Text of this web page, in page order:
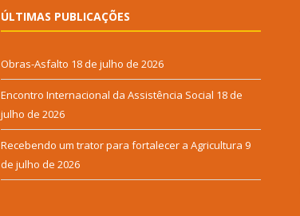
ÚLTIMAS PUBLICAÇÕES
Obras-Asfalto 18 de julho de 2026
Encontro Internacional da Assistência Social 18 de
julho de 2026
Recebendo um trator para fortalecer a Agricultura 9
de julho de 2026